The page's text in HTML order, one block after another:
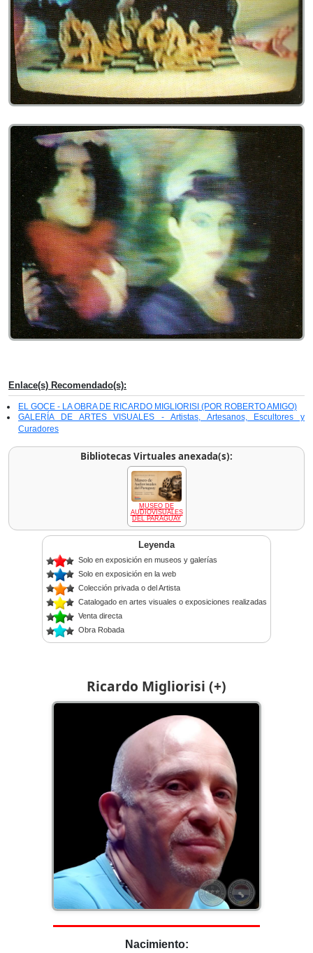
Ricardo Migliorisi (+)
Nacimiento:
Enlace(s) Recomendado(s):
EL GOCE - LA OBRA DE RICARDO MIGLIORISI (POR ROBERTO AMIGO)
GALERÍA DE ARTES VISUALES - Artistas, Artesanos, Escultores y
Curadores
Bibliotecas Virtuales anexada(s):
MUSEO DE
AUDIOVISUALES
DEL PARAGUAY
Leyenda
Solo en exposición en museos y galerías
Solo en exposición en la web
Colección privada o del Artista
Catalogado en artes visuales o exposiciones realizadas
Venta directa
Obra Robada